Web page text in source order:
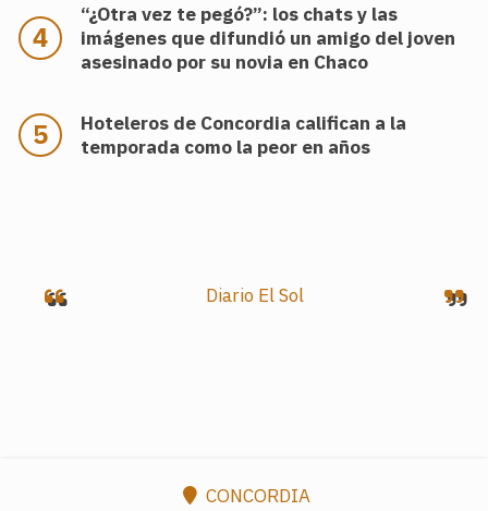
“¿Otra vez te pegó?”: los chats y las
imágenes que difundió un amigo del joven
asesinado por su novia en Chaco
Hoteleros de Concordia califican a la
temporada como la peor en años
Diario El Sol
CONCORDIA